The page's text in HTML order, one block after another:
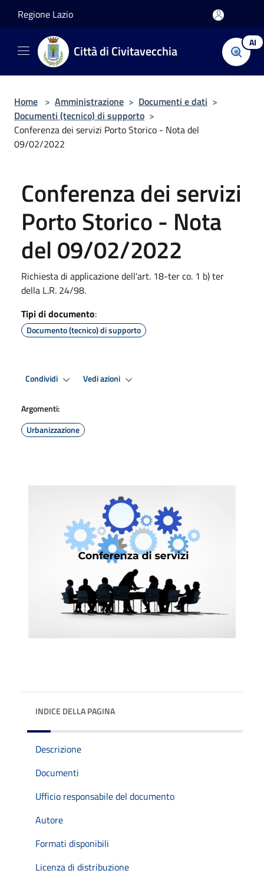
Regione Lazio
Città di Civitavecchia AI
Home > Amministrazione > Documenti e dati >
Documenti (tecnico) di supporto >
Conferenza dei servizi Porto Storico - Nota del
09/02/2022
Conferenza dei servizi
Porto Storico - Nota
del 09/02/2022
Richiesta di applicazione dell'art. 18-ter co. 1 b) ter
della L.R. 24/98.
Tipi di documento:
Documento (tecnico) di supporto
Condividi Vedi azioni
Argomenti:
Urbanizzazione
INDICE DELLA PAGINA
Descrizione
Documenti
Ufficio responsabile del documento
Autore
Formati disponibili
Licenza di distribuzione